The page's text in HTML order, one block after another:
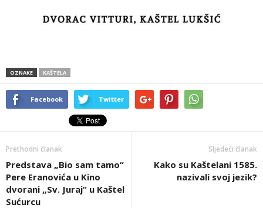
OZNAKE KAŠTELA
Facebook Twitter
Prethodni članak
Predstava „Bio sam tamo“
Pere Eranovića u Kino
dvorani „Sv. Juraj“ u Kaštel
Sućurcu
Sljedeći članak
Kako su Kaštelani 1585.
nazivali svoj jezik?